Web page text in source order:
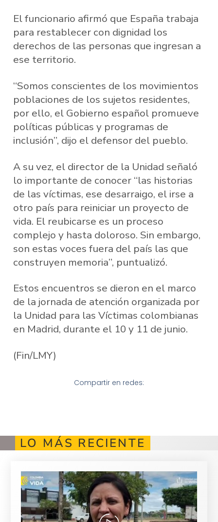
El funcionario afirmó que España trabaja
para restablecer con dignidad los
derechos de las personas que ingresan a
ese territorio.
“Somos conscientes de los movimientos
poblaciones de los sujetos residentes,
por ello, el Gobierno español promueve
políticas públicas y programas de
inclusión”, dijo el defensor del pueblo.
A su vez, el director de la Unidad señaló
lo importante de conocer “las historias
de las víctimas, ese desarraigo, el irse a
otro país para reiniciar un proyecto de
vida. El reubicarse es un proceso
complejo y hasta doloroso. Sin embargo,
son estas voces fuera del país las que
construyen memoria”, puntualizó.
Estos encuentros se dieron en el marco
de la jornada de atención organizada por
la Unidad para las Víctimas colombianas
en Madrid, durante el 10 y 11 de junio.
(Fin/LMY)
Compartir en redes:
LO MÁS RECIENTE